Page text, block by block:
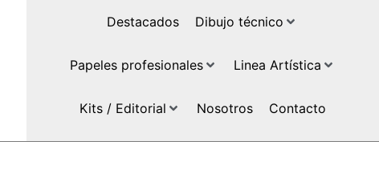
Destacados Dibujo técnico
Papeles profesionales Linea Artística
Kits / Editorial Nosotros Contacto